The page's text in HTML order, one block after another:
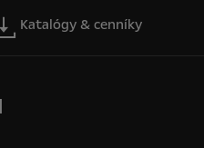
Katalógy & cenníky